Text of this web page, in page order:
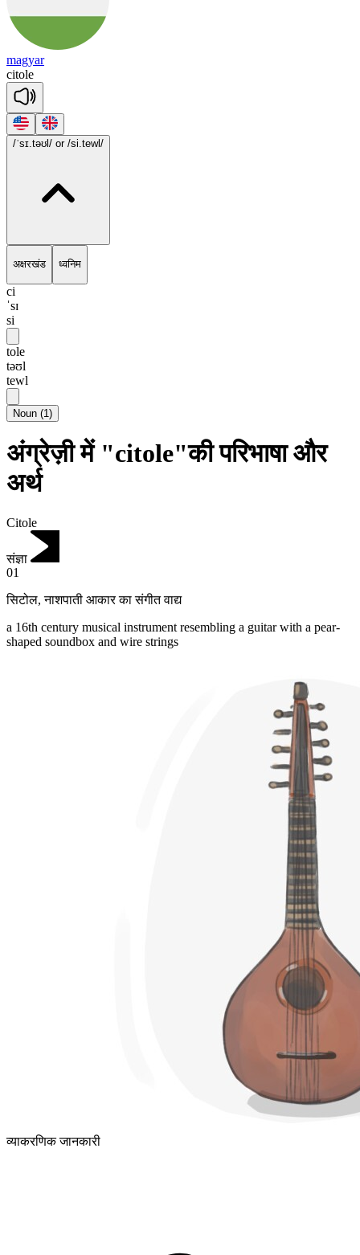
magyar
citole
/ˈsɪ.təʊl/ or /si.tewl/
अक्षरखंड ध्वनिम
ci
ˈsɪ
si
tole
təʊl
tewl
Noun (1)
अंग्रेज़ी में "citole"की परिभाषा और
अर्थ
Citole
संज्ञा
01
सिटोल,नाशपाती आकार का संगीत वाद्य
a 16th century musical instrument resembling a guitar with a pear-
shaped soundbox and wire strings
व्याकरणिक जानकारी